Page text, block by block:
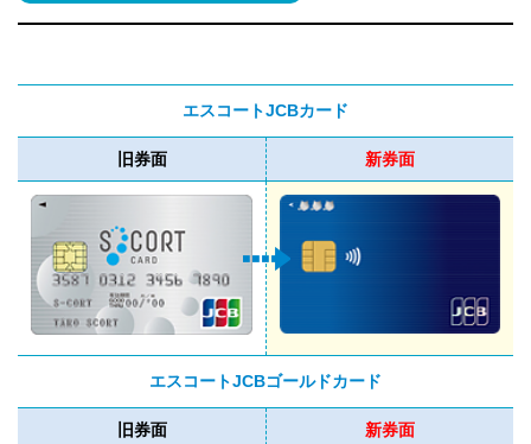
エスコートJCBカード
旧券面 新券面
エスコートJCBゴールドカード
旧券面 新券面